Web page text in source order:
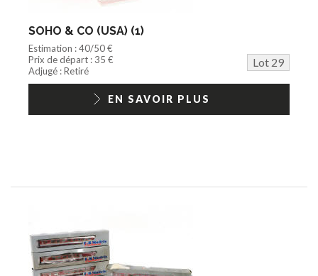
SOHO & CO (USA) (1)
Estimation : 40/50 €
Prix de départ : 35 €
Lot 29
Adjugé : Retiré
EN SAVOIR PLUS